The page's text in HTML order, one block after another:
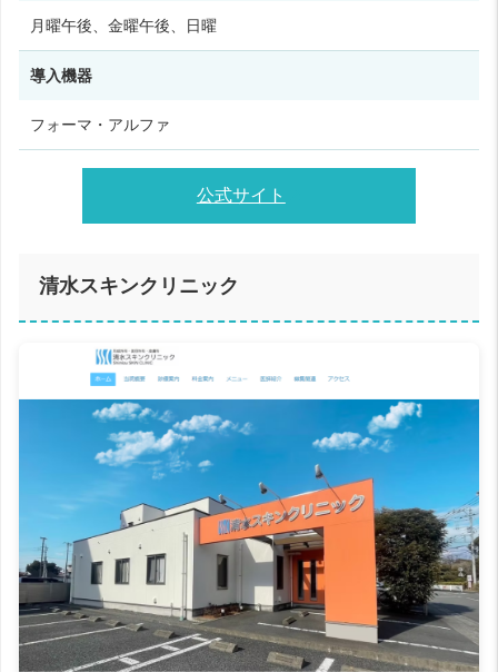
月曜午後、金曜午後、日曜
導入機器
フォーマ・アルファ
公式サイト
清水スキンクリニック